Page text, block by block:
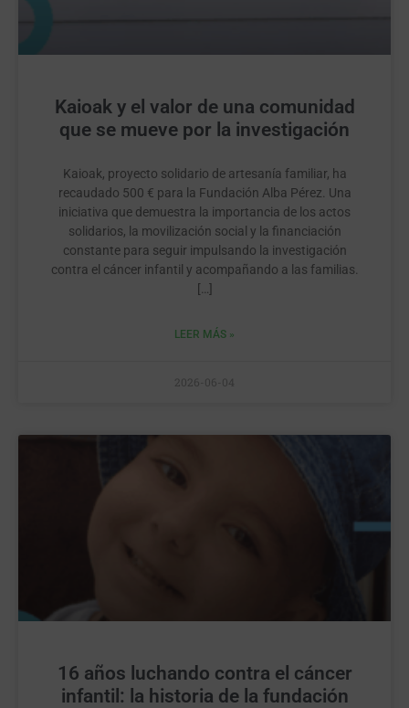
Kaioak y el valor de una comunidad
que se mueve por la investigación
Kaioak, proyecto solidario de artesanía familiar, ha
recaudado 500 € para la Fundación Alba Pérez. Una
iniciativa que demuestra la importancia de los actos
solidarios, la movilización social y la financiación
constante para seguir impulsando la investigación
contra el cáncer infantil y acompañando a las familias.
[…]
LEER MÁS »
2026-06-04
16 años luchando contra el cáncer
infantil: la historia de la fundación